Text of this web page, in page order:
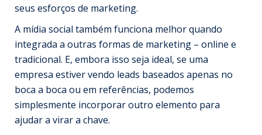
seus esforços de marketing.
A mídia social também funciona melhor quando
integrada a outras formas de marketing – online e
tradicional. E, embora isso seja ideal, se uma
empresa estiver vendo leads baseados apenas no
boca a boca ou em referências, podemos
simplesmente incorporar outro elemento para
ajudar a virar a chave.